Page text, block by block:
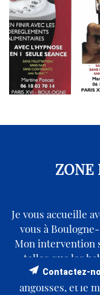
ZONE
Je vous accueille
vous à
Mon intervention
telles que les
alcool), les
angoisses, et le
Contactez-